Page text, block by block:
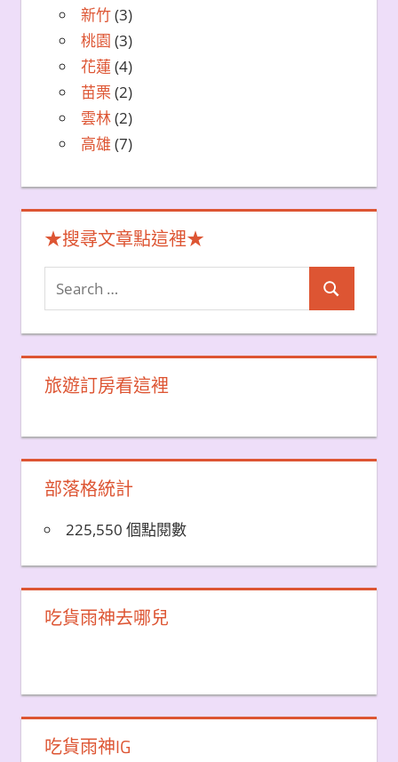
新竹(3)
桃園 (3)
花蓮 (4)
苗栗 (2)
雲林(2)
高雄 (7)
★搜尋文章點這裡★
Search
for:
Search
旅遊訂房看這裡
部落格統計
225,550 個點閱數
吃貨雨神去哪兒
吃貨雨神IG